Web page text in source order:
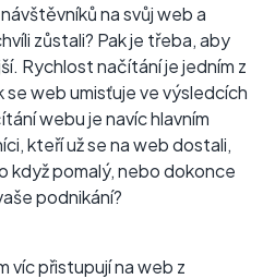
na svůj web a
zůstali? Pak je třeba, aby
Rychlost načítání je jedním z
se web umisťuje ve výsledcích
webu je navíc hlavním
kteří už se na web dostali,
když pomalý, nebo dokonce
podnikání?
víc přistupují na web z